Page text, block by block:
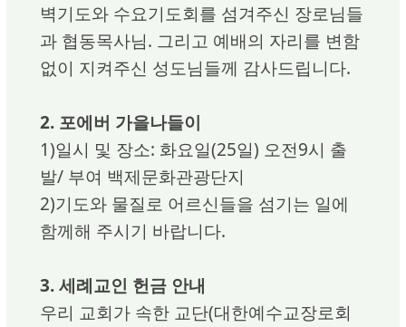
벽기도와 수요기도회를 섬겨주신 장로님들
과 협동목사님. 그리고 예배의 자리를 변함
없이 지켜주신 성도님들께 감사드립니다.
2. 포에버 가을나들이
1)일시 및 장소: 화요일(25일) 오전9시 출
발/ 부여 백제문화관광단지
2)기도와 물질로 어르신들을 섬기는 일에
함께해 주시기 바랍니다.
3. 세례교인 헌금 안내
우리 교회가 속한 교단(대한예수교장로회